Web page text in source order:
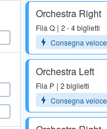
Orchestra Right
Fila Q
2 - 4 biglietti
Consegna veloce
Orchestra Left
Fila P
2 biglietti
Consegna veloce